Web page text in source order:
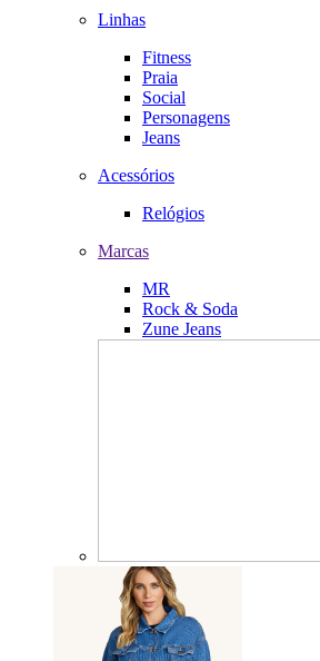
Linhas
Fitness
Praia
Social
Personagens
Jeans
Acessórios
Relógios
Marcas
MR
Rock & Soda
Zune Jeans